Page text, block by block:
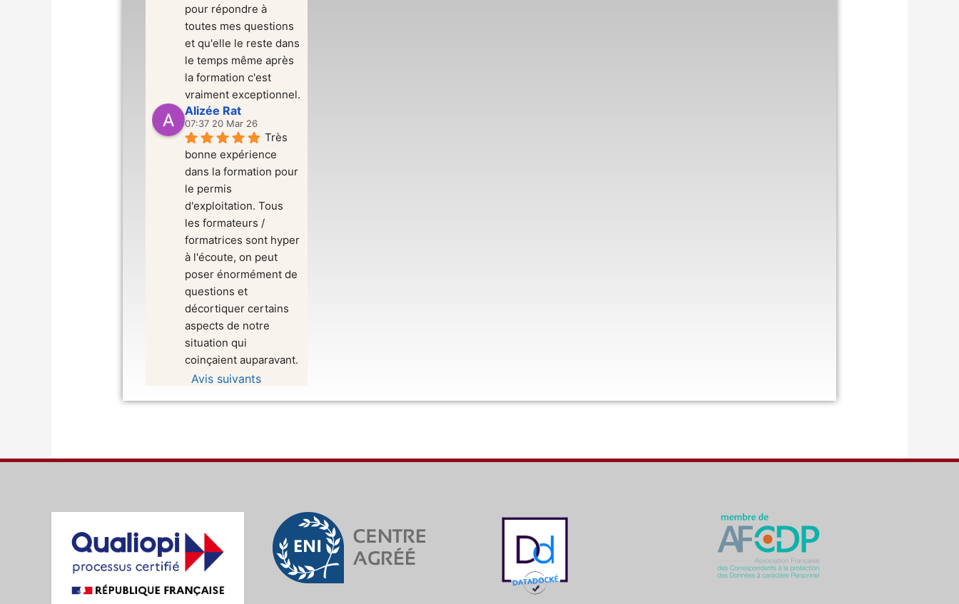
pour répondre à
toutes mes questions
et qu'elle le reste dans
le temps même après
la formation c'est
vraiment exceptionnel.
Alizée Rat
07:37 20 Mar 26
Très
bonne expérience
dans la formation pour
le permis
d'exploitation. Tous
les formateurs /
formatrices sont hyper
à l'écoute, on peut
poser énormément de
questions et
décortiquer certains
aspects de notre
situation qui
coinçaient auparavant.
Avis suivants